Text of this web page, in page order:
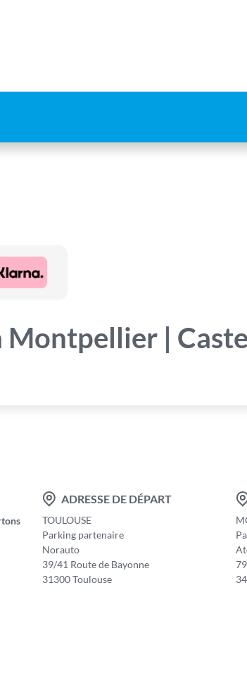
|
ADRESSE DE DÉPART
TOULOUSE
Parking partenaire
Norauto
39/41 Route de Bayonne
31300 Toulouse